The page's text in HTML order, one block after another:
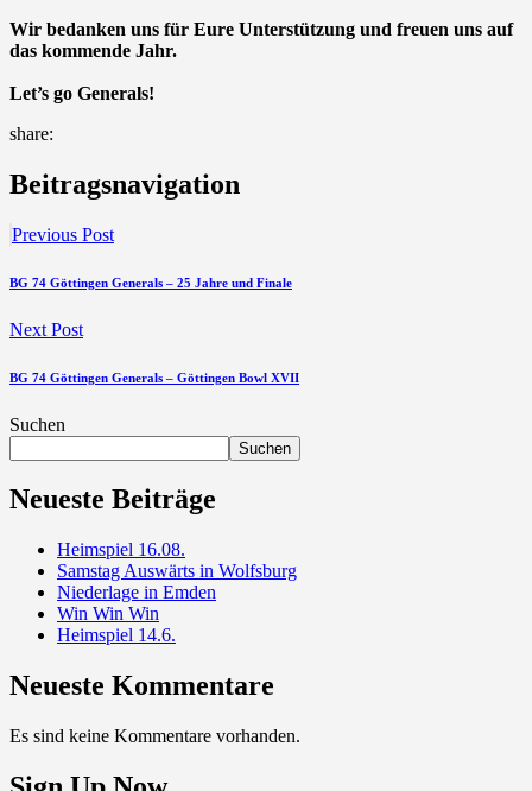
Wir bedanken uns für Eure Unterstützung und freuen uns auf
das kommende Jahr.
Let’s go Generals!
share:
Beitragsnavigation
Previous Post
BG 74 Göttingen Generals – 25 Jahre und Finale
Next Post
BG 74 Göttingen Generals – Göttingen Bowl XVII
Suchen
Suchen
Neueste Beiträge
Heimspiel 16.08.
Samstag Auswärts in Wolfsburg
Niederlage in Emden
Win Win Win
Heimspiel 14.6.
Neueste Kommentare
Es sind keine Kommentare vorhanden.